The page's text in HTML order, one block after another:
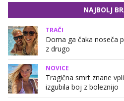
NAJBOLJ
TRAČI
Doma ga čaka noseča
z drugo
NOVICE
Tragična smrt znane
izgubila boj z boleznijo